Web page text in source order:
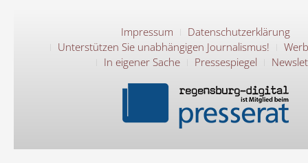
Impressum
Datenschutzerklärung
Unterstützen Sie unabhängigen Journalismus!
In eigener Sache
Pressespiegel